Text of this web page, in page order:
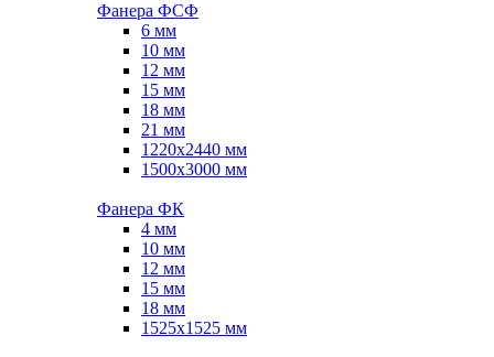
Фанера ФСФ
6 мм
10 мм
12 мм
15 мм
18 мм
21 мм
1220х2440 мм
1500х3000 мм
Фанера ФК
4 мм
10 мм
12 мм
15 мм
18 мм
1525х1525 мм